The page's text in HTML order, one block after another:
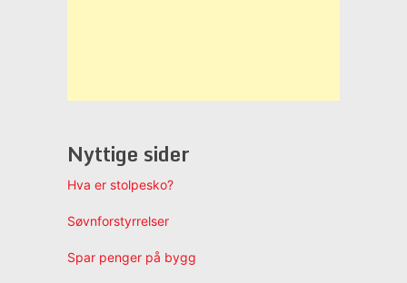
Nyttige sider
Hva er stolpesko?
Søvnforstyrrelser
Spar penger på bygg